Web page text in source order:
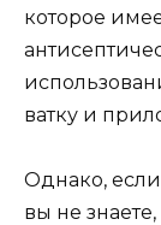
которое
ватку и
Однако,
вы не